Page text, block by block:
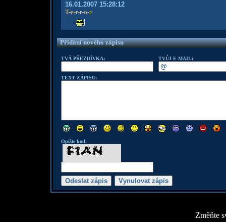
16.01.2007 15:28:12
T-e-r-r-o-r:
Přidání nového zápisu
TVÁ PŘEZDÍVKA: TVŮJ E-MAIL:
TEXT ZÁPISU:
Opište kod:
Změňte